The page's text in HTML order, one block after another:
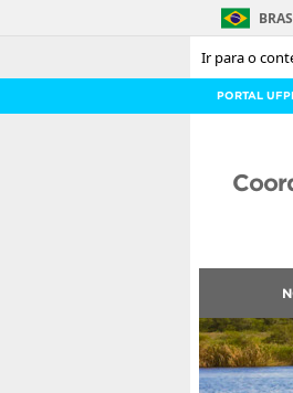
Ir para o
PORTAL